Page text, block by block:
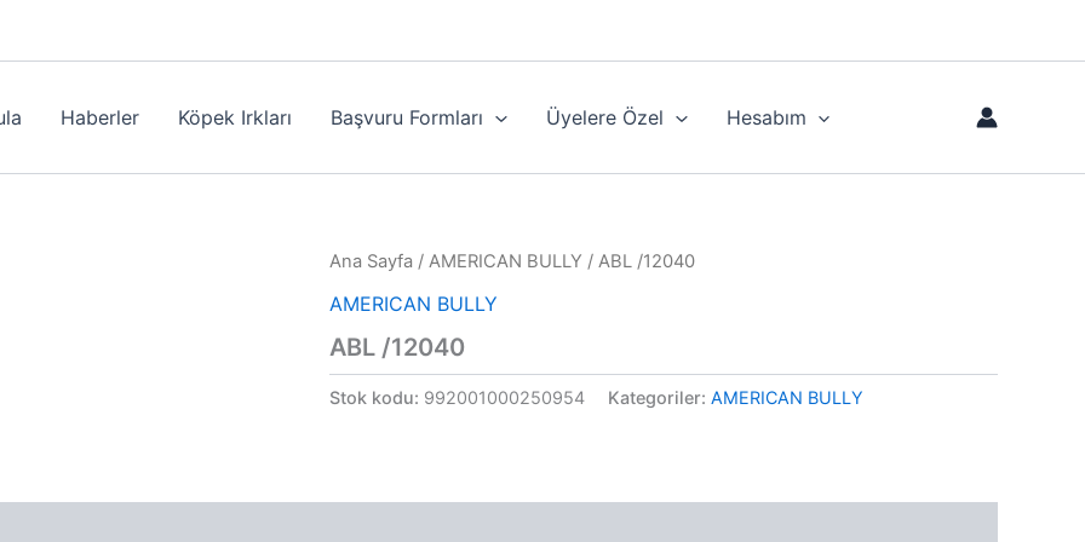
Haberler Köpek Irkları Başvuru Formları Üyelere Özel Hesabım
Ana Sayfa / AMERICAN BULLY / ABL /12040
AMERICAN BULLY
ABL /12040
Stok kodu: 992001000250954 Kategoriler: AMERICAN BULLY